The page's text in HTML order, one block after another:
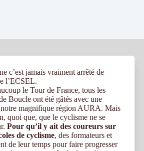
c’est jamais vraiment arrêté de
l’ECSEL.
le Tour de France, tous les
Boucle ont été gâtés avec une
magnifique région AURA. Mais
quoi que, que le cyclisme ne se
Pour qu’il y ait des coureurs sur
de cyclisme, des formateurs et
de leur temps pour faire progresser